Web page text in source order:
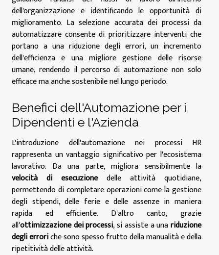
dell'organizzazione e identificando le opportunità di
miglioramento. La selezione accurata dei processi da
automatizzare consente di prioritizzare interventi che
portano a una riduzione degli errori, un incremento
dell'efficienza e una migliore gestione delle risorse
umane, rendendo il percorso di automazione non solo
efficace ma anche sostenibile nel lungo periodo.
Benefici dell'Automazione per i
Dipendenti e l'Azienda
L'introduzione dell'automazione nei processi HR
rappresenta un vantaggio significativo per l'ecosistema
lavorativo. Da una parte, migliora sensibilmente la
velocità di esecuzionedelle attività quotidiane,
permettendo di completare operazioni come la gestione
degli stipendi, delle ferie e delle assenze in maniera
rapida ed efficiente. D'altro canto, grazie
all'ottimizzazione dei processi, si assiste a unariduzione
degli erroriche sono spesso frutto della manualità e della
ripetitività delle attività.